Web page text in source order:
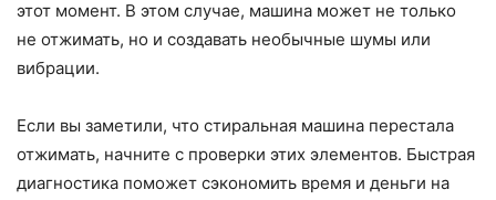
этот момент. В этом случае, машина может не только
не отжимать, но и создавать необычные шумы или
вибрации.
Если вы заметили, что стиральная машина перестала
отжимать, начните с проверки этих элементов. Быстрая
диагностика поможет сэкономить время и деньги на